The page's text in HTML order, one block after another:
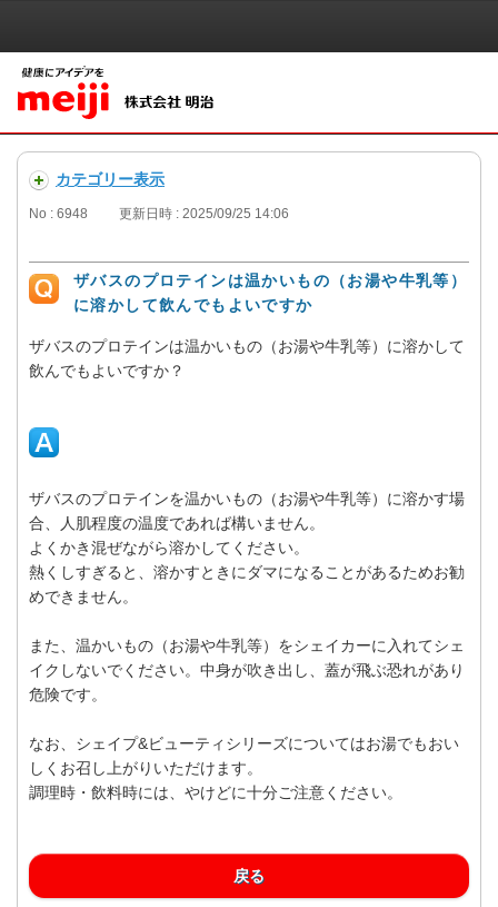
カテゴリー表示
No : 6948 更新日時 : 2025/09/25 14:06
ザバスのプロテインは温かいもの（お湯や牛乳等）
に溶かして飲んでもよいですか
ザバスのプロテインは温かいもの（お湯や牛乳等）に溶かして
飲んでもよいですか？
ザバスのプロテインを温かいもの（お湯や牛乳等）に溶かす場
合、人肌程度の温度であれば構いません。
よくかき混ぜながら溶かしてください。
熱くしすぎると、溶かすときにダマになることがあるためお勧
めできません。
また、温かいもの（お湯や牛乳等）をシェイカーに入れてシェ
イクしないでください。中身が吹き出し、蓋が飛ぶ恐れがあり
危険です。
なお、シェイプ&ビューティシリーズについてはお湯でもおい
しくお召し上がりいただけます。
調理時・飲料時には、やけどに十分ご注意ください。
戻る